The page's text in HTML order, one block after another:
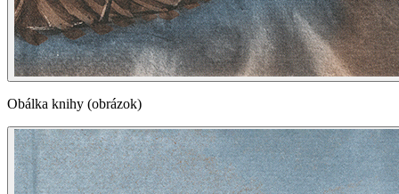
Obálka knihy (obrázok)